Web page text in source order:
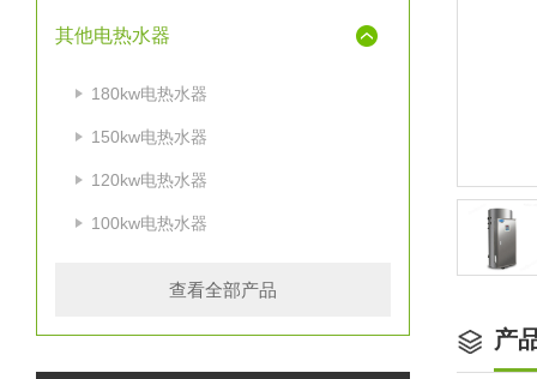
其他电热水器
180kw电热水器
150kw电热水器
120kw电热水器
100kw电热水器
查看全部产品
产